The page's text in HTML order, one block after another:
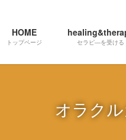
HOME
トップページ セラピ―を受ける
オラク